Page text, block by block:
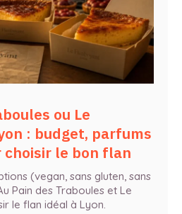
ou Le
: budget, parfums
le bon flan
(vegan, sans gluten, sans
Pain des Traboules et Le
le flan idéal à Lyon.